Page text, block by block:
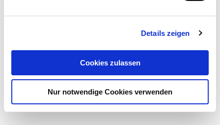
Details zeigen
Cookies zulassen
Nur notwendige Cookies verwenden
Könnt ihr herausfinden, was
die Lieblingstiere von Tim,
Lotta, Elli und Max sind?